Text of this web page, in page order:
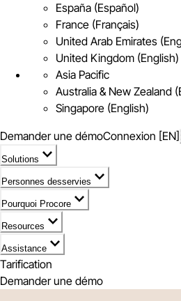
España (Español)
France (Français)
United Arab Emirates
United Kingdom (English)
Asia Pacific
Australia & New Zealand
Singapore (English)
Demander une démoConnexion [EN]
Solutions
Personnes desservies
Pourquoi Procore
Resources
Assistance
Tarification
Demander une démo